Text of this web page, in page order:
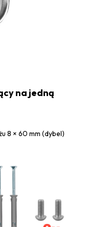
na jedną
8 × 60 mm (dybel)